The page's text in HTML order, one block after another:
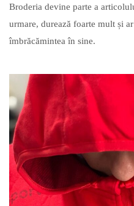
Broderia devine parte a
urmare, durează foarte mult și
îmbrăcămintea în sine.